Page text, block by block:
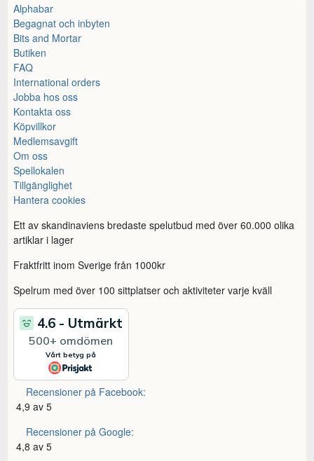
Alphabar
Begagnat och inbyten
Bits and Mortar
Butiken
FAQ
International orders
Jobba hos oss
Kontakta oss
Köpvillkor
Medlemsavgift
Om oss
Spellokalen
Tillgänglighet
Hantera cookies
Ett av skandinaviens bredaste spelutbud med över 60.000 olika
artiklar i lager
Fraktfritt inom Sverige från 1000kr
Spelrum med över 100 sittplatser och aktiviteter varje kväll
Recensioner på Facebook:
4,9 av 5
Recensioner på Google:
4,8 av 5